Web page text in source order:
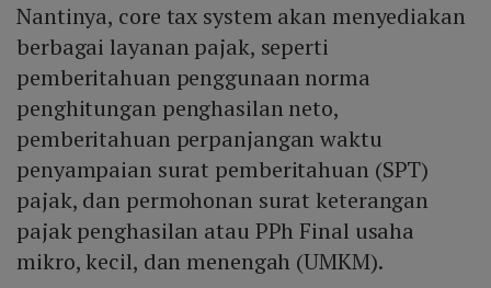
Nantinya, core tax system akan menyediakan
berbagai layanan pajak, seperti
pemberitahuan penggunaan norma
penghitungan penghasilan neto,
pemberitahuan perpanjangan waktu
penyampaian surat pemberitahuan (SPT)
pajak, dan permohonan surat keterangan
pajak penghasilan atau PPh Final usaha
mikro, kecil, dan menengah (UMKM).